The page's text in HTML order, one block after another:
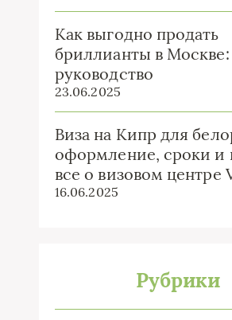
Как выгодно продать
бриллианты в
руководство
23.06.2025
Виза на Кипр для
оформление, сроки и
все о визовом центре
16.06.2025
Рубрики